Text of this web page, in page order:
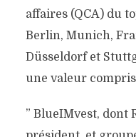
affaires (QCA) du
Berlin, Munich,
Düsseldorf et
une valeur
” BlueIMvest, dont